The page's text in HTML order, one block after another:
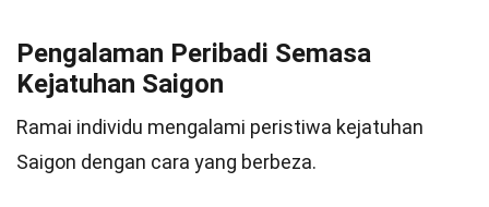
Pengalaman Peribadi Semasa
Kejatuhan Saigon
Ramai individu mengalami peristiwa kejatuhan
Saigon dengan cara yang berbeza.